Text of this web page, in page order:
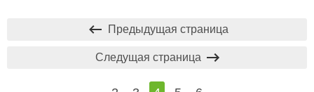
Предыдущая страница
Следущая страница